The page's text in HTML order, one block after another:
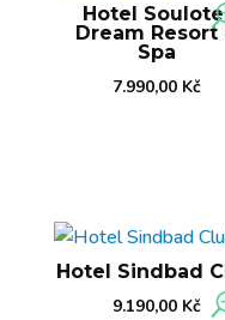
Hotel
Dream Resort
Spa
7.990,00 Kč
Hotel Sindbad
9.190,00 Kč